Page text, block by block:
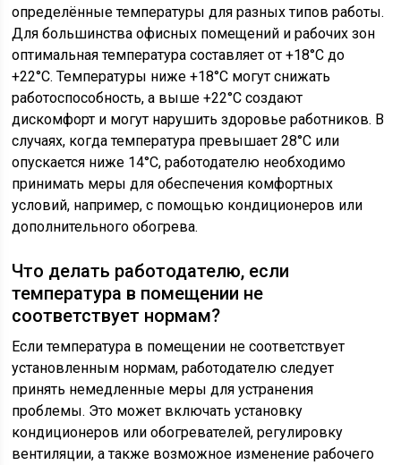
определённые температуры для разных типов работы.
Для большинства офисных помещений и рабочих зон
оптимальная температура составляет от +18°C до
+22°C. Температуры ниже +18°C могут снижать
работоспособность, а выше +22°C создают
дискомфорт и могут нарушить здоровье работников. В
случаях, когда температура превышает 28°C или
опускается ниже 14°C, работодателю необходимо
принимать меры для обеспечения комфортных
условий, например, с помощью кондиционеров или
дополнительного обогрева.
Что делать работодателю, если
температура в помещении не
соответствует нормам?
Если температура в помещении не соответствует
установленным нормам, работодателю следует
принять немедленные меры для устранения
проблемы. Это может включать установку
кондиционеров или обогревателей, регулировку
вентиляции, а также возможное изменение рабочего